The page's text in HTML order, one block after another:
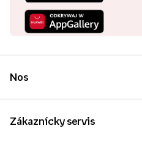
Nos
Zákaznícky servis